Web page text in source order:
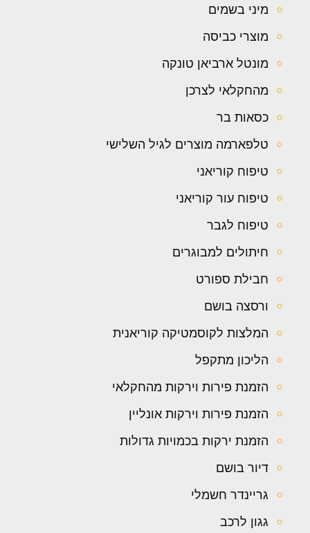
מיני בשמים
מוצרי כביסה
מונטל ארביאן טונקה
מהחקלאי לצרכן
כסאות בר
טלפארמה מוצרים לגיל השלישי
טיפוח קוריאני
טיפוח עור קוריאני
טיפוח לגבר
חיתולים למבוגרים
חבילת ספורט
ורסצה בושם
המלצות לקוסמטיקה קוריאנית
הליכון מתקפל
הזמנת פירות וירקות מהחקלאי
הזמנת פירות וירקות אונליין
הזמנת ירקות בכמויות גדולות
דיור בושם
גריינדר חשמלי
גגון לרכב